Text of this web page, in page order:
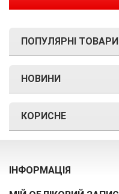
ПОПУЛЯРНІ ТОВАРИ
НОВИНИ
КОРИСНЕ
ІНФОРМАЦІЯ